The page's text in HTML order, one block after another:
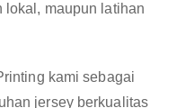
lokal, maupun latihan
kami sebagai
jersey berkualitas